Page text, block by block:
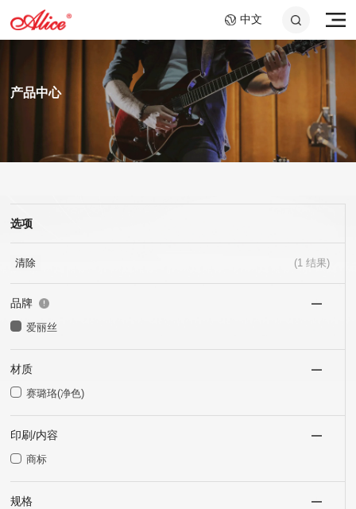
中文
AWR58-7SL 09-58超轻
弦,七弦镀镍合金电吉他
弦,镍钢电吉他弦
A807 钢绳芯镍铬大提琴
弦
琴弦
A046C 钢环指套 -长加
短套装
产品中心
选项
清除 (1结果)
品牌
爱丽丝
材质
赛璐珞(净色)
印刷/内容
商标
规格